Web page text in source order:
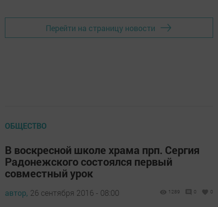
Перейти на страницу новости
ОБЩЕСТВО
В воскресной школе храма прп. Сергия
Радонежского состоялся первый
совместный урок
автор, 26 сентября 2016 - 08:00 1289 0 0